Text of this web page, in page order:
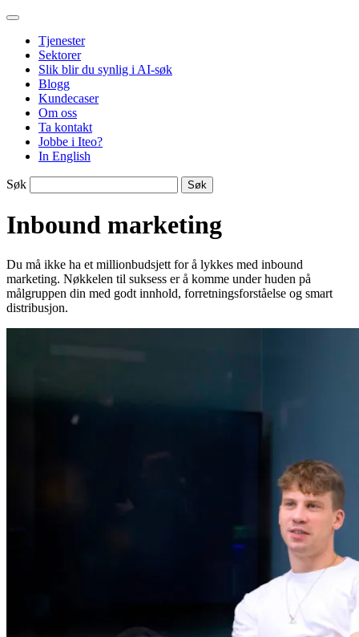
Gå
innhold
Iteo
Tjenester
Sektorer
Slik blir du synlig i AI-søk
Blogg
Kundecaser
Om oss
Ta kontakt
Jobbe i Iteo?
In English
Søk
Inbound marketing
Du må ikke ha et millionbudsjett for å lykkes med inbound
marketing. Nøkkelen til suksess er å komme under huden på
målgruppen din med godt innhold, forretningsforståelse og smart
distribusjon.